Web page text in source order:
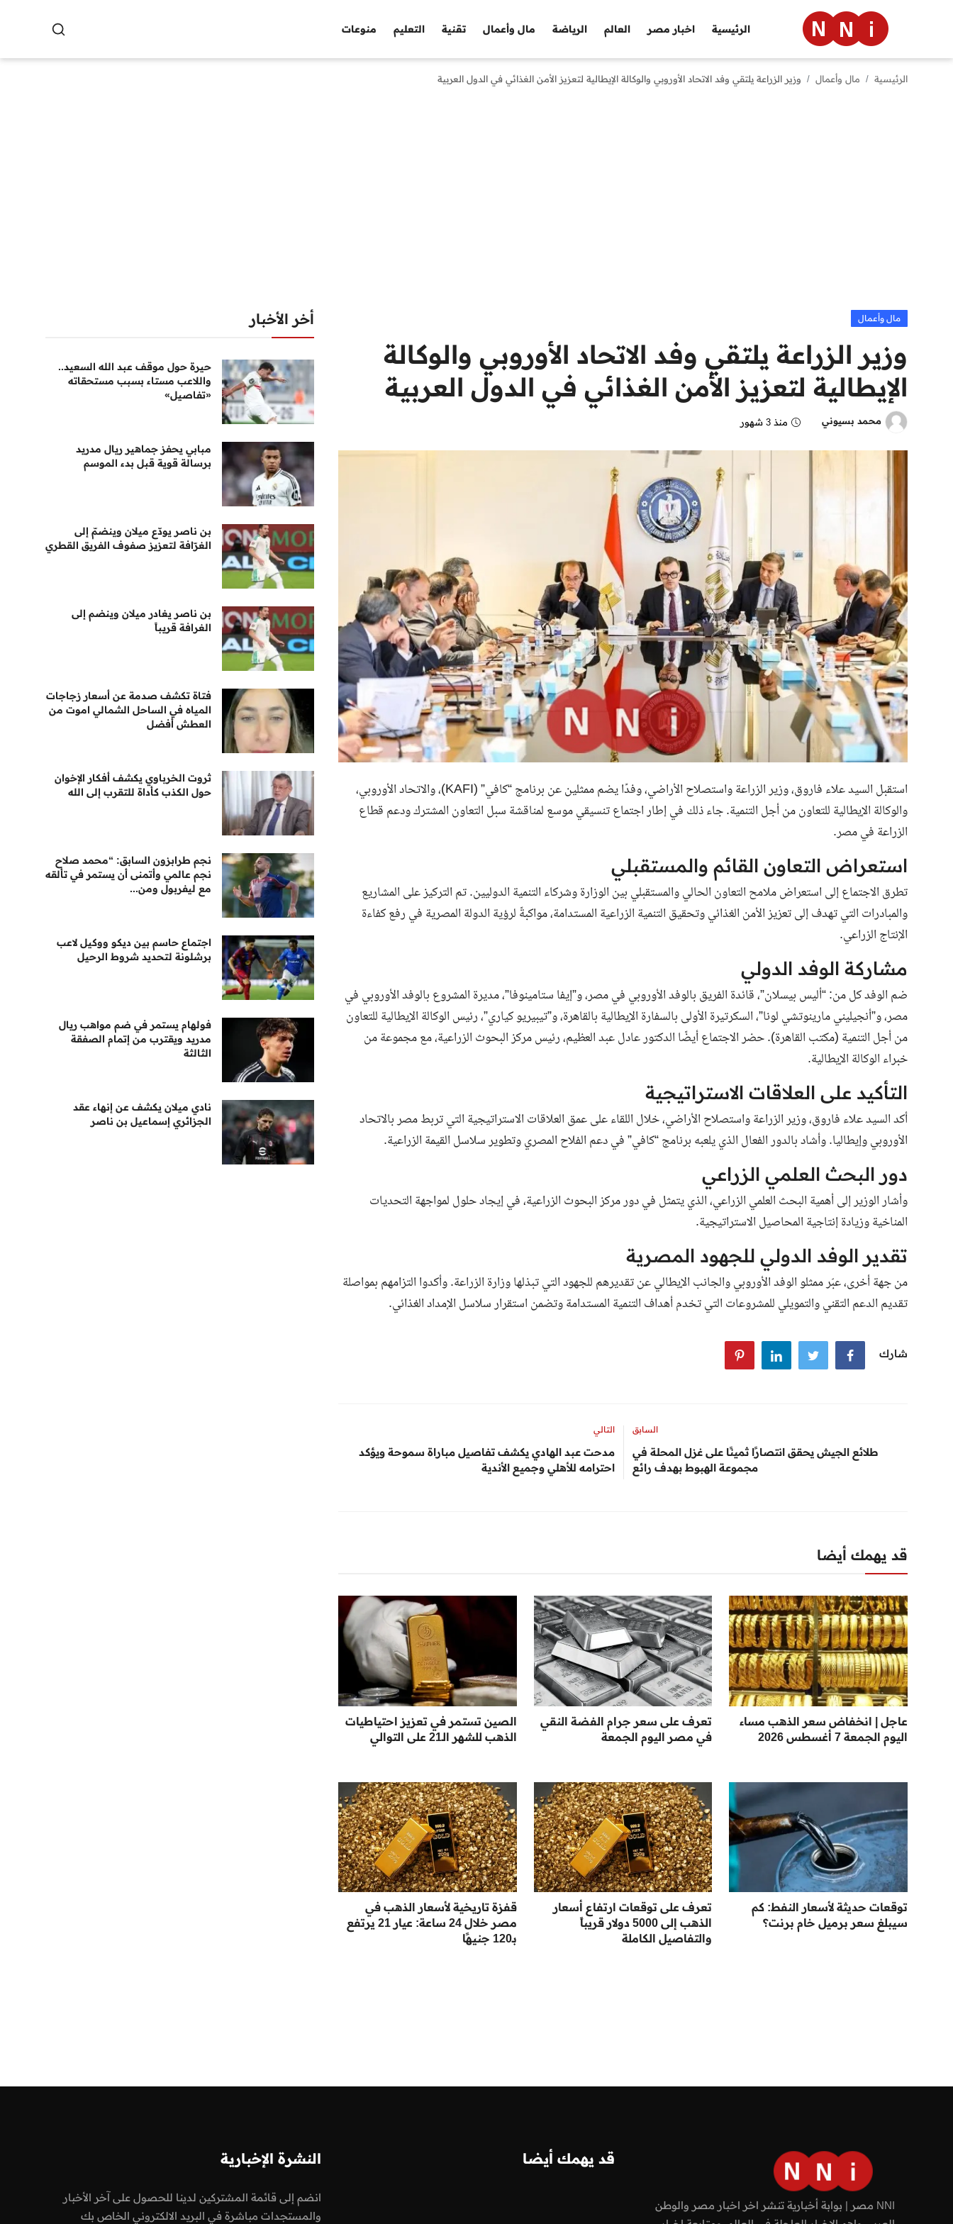
الرئيسية اخبار مصر العالم الرياضة مال وأعمال تقنية التعليم منوعات
منوعات
الرئيسية مال وأعمال وزير الزراعة يلتقي وفد الاتحاد الأوروبي والوكالة الإيطالية لتعزيز الأمن الغذائي في الدول العربية
مال وأعمال
وزير الزراعة يلتقي وفد الاتحاد الأوروبي والوكالة
الإيطالية لتعزيز الأمن الغذائي في الدول العربية
محمد بسيوني منذ 3 شهور
استقبل السيد علاء فاروق، وزير الزراعة واستصلاح الأراضي، وفدًا يضم ممثلين عن برنامج “كافي” (KAFI)، والاتحاد الأوروبي،
والوكالة الإيطالية للتعاون من أجل التنمية. جاء ذلك في إطار اجتماع تنسيقي موسع لمناقشة سبل التعاون المشترك ودعم قطاع
الزراعة في مصر.
استعراض التعاون القائم والمستقبلي
تطرق الاجتماع إلى استعراض ملامح التعاون الحالي والمستقبلي بين الوزارة وشركاء التنمية الدوليين. تم التركيز على المشاريع
والمبادرات التي تهدف إلى تعزيز الأمن الغذائي وتحقيق التنمية الزراعية المستدامة، مواكبةً لرؤية الدولة المصرية في رفع كفاءة
الإنتاج الزراعي.
مشاركة الوفد الدولي
ضم الوفد كل من: “أليس بيسلان”، قائدة الفريق بالوفد الأوروبي في مصر، و”إيفا ستامينوفا”، مديرة المشروع بالوفد الأوروبي في
مصر، و”أنجيليني مارينوتشي لونا”، السكرتيرة الأولى بالسفارة الإيطالية بالقاهرة، و”تيبيريو كياري”، رئيس الوكالة الإيطالية للتعاون
من أجل التنمية (مكتب القاهرة). حضر الاجتماع أيضًا الدكتور عادل عبد العظيم، رئيس مركز البحوث الزراعية، مع مجموعة من
خبراء الوكالة الإيطالية.
التأكيد على العلاقات الاستراتيجية
أكد السيد علاء فاروق، وزير الزراعة واستصلاح الأراضي، خلال اللقاء على عمق العلاقات الاستراتيجية التي تربط مصر بالاتحاد
الأوروبي وإيطاليا. وأشاد بالدور الفعال الذي يلعبه برنامج “كافي” في دعم الفلاح المصري وتطوير سلاسل القيمة الزراعية.
دور البحث العلمي الزراعي
وأشار الوزير إلى أهمية البحث العلمي الزراعي، الذي يتمثل في دور مركز البحوث الزراعية، في إيجاد حلول لمواجهة التحديات
المناخية وزيادة إنتاجية المحاصيل الاستراتيجية.
تقدير الوفد الدولي للجهود المصرية
من جهة أخرى، عبّر ممثلو الوفد الأوروبي والجانب الإيطالي عن تقديرهم للجهود التي تبذلها وزارة الزراعة. وأكدوا التزامهم بمواصلة
تقديم الدعم التقني والتمويلي للمشروعات التي تخدم أهداف التنمية المستدامة وتضمن استقرار سلاسل الإمداد الغذائي.
شارك
السابق
طلائع الجيش يحقق انتصارًا ثمينًا على غزل المحلة في
مجموعة الهبوط بهدف رائع
التالي
مدحت عبد الهادي يكشف تفاصيل مباراة سموحة ويؤكد
احترامه للأهلي وجميع الأندية
قد يهمك أيضا
عاجل | انخفاض سعر الذهب مساء
اليوم الجمعة 7 أغسطس 2026
تعرف على سعر جرام الفضة النقي
في مصر اليوم الجمعة
الصين تستمر في تعزيز احتياطيات
الذهب للشهر الـ21 على التوالي
توقعات حديثة لأسعار النفط: كم
سيبلغ سعر برميل خام برنت؟
تعرف على توقعات ارتفاع أسعار
الذهب إلى 5000 دولار قريباً
والتفاصيل الكاملة
قفزة تاريخية لأسعار الذهب في
مصر خلال 24 ساعة: عيار 21 يرتفع
بـ120 جنيهًا
أخر الأخبار
حيرة حول موقف عبد الله السعيد..
واللاعب مستاء بسبب مستحقاته
«تفاصيل»
مبابي يحفز جماهير ريال مدريد
برسالة قوية قبل بدء الموسم
بن ناصر يودّع ميلان وينضمّ إلى
الغرّافة لتعزيز صفوف الفريق القطري
بن ناصر يغادر ميلان وينضم إلى
الغرافة قريباً
فتاة تكشف صدمة عن أسعار زجاجات
المياه في الساحل الشمالي اموت من
العطش أفضل
ثروت الخرباوي يكشف أفكار الإخوان
حول الكذب كأداة للتقرب إلى الله
نجم طرابزون السابق: “محمد صلاح
نجم عالمي وأتمنى أن يستمر في تألقه
مع ليفربول ومن...
اجتماع حاسم بين ديكو ووكيل لاعب
برشلونة لتحديد شروط الرحيل
فولهام يستمر في ضم مواهب ريال
مدريد ويقترب من إتمام الصفقة
الثالثة
نادي ميلان يكشف عن إنهاء عقد
الجزائري إسماعيل بن ناصر
NNI مصر | بوابة أخبارية تنشر اخر اخبار مصر والوطن
قد يهمك أيضا النشرة الإخبارية
انضم إلى قائمة المشتركين لدينا للحصول على آخر الأخبار
والمستجدات مباشرة في البريد الالكتروني الخاص بك